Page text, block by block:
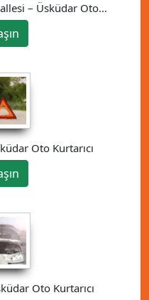
– Üsküdar Oto
Oto Kurtarıcı
Oto Kurtarıcı